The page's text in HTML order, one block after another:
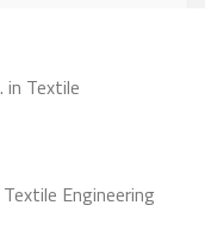
in Textile
Engineering